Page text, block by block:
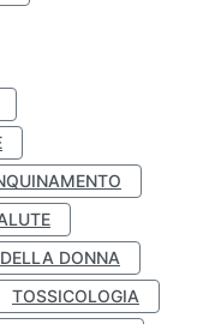
DONNA
TOSSICOLOGIA